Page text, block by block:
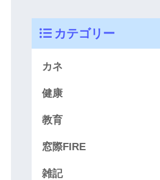
カテゴリー
カネ
健康
教育
窓際FIRE
雑記